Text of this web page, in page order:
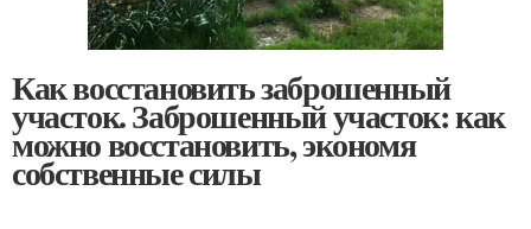
Как восстановить заброшенный
участок. Заброшенный участок: как
можно восстановить, экономя
собственные силы